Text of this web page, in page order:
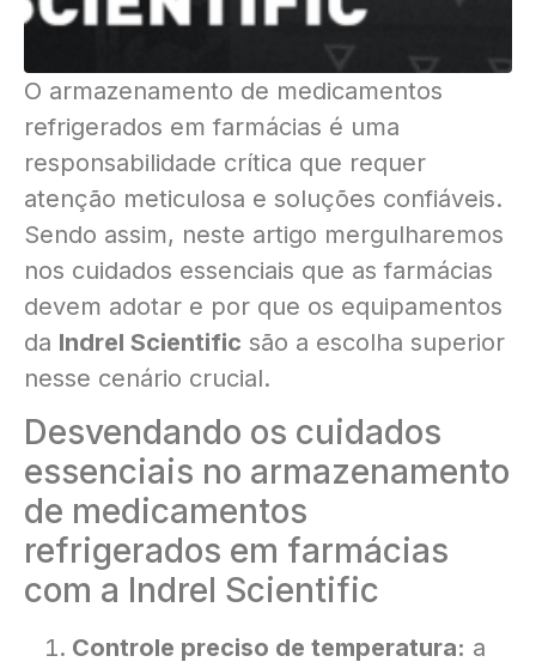
O armazenamento de medicamentos
refrigerados em farmácias é uma
responsabilidade crítica que requer
atenção meticulosa e soluções confiáveis.
Sendo assim, neste artigo mergulharemos
nos cuidados essenciais que as farmácias
devem adotar e por que os equipamentos
da Indrel Scientific são a escolha superior
nesse cenário crucial.
Desvendando os cuidados
essenciais no armazenamento
de medicamentos
refrigerados em farmácias
com a Indrel Scientific
Controle preciso de temperatura: a